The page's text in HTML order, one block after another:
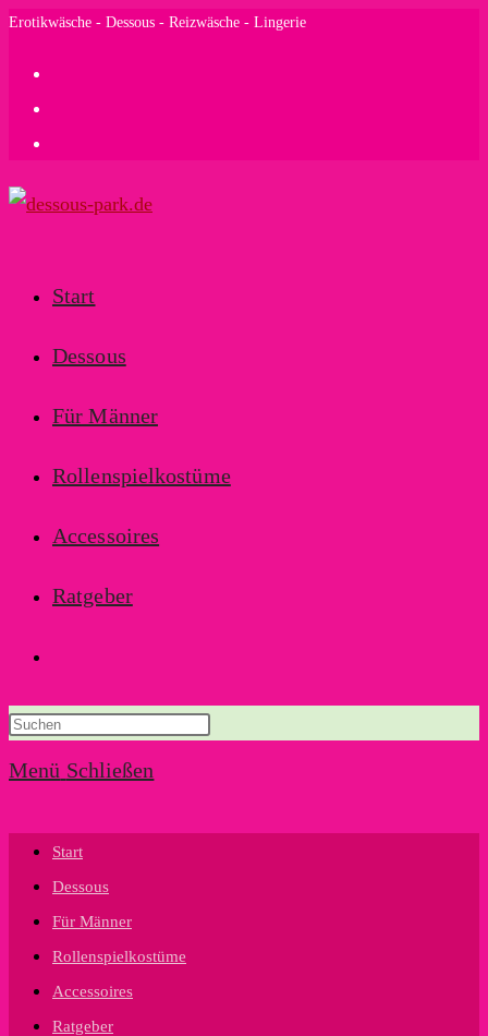
Zum
Erotikwäsche - Dessous - Reizwäsche - Lingerie
Start
Dessous
Für Männer
Rollenspielkostüme
Accessoires
Ratgeber
Suche
umschalten
Menü Schließen
Start
Dessous
Für Männer
Rollenspielkostüme
Accessoires
Ratgeber